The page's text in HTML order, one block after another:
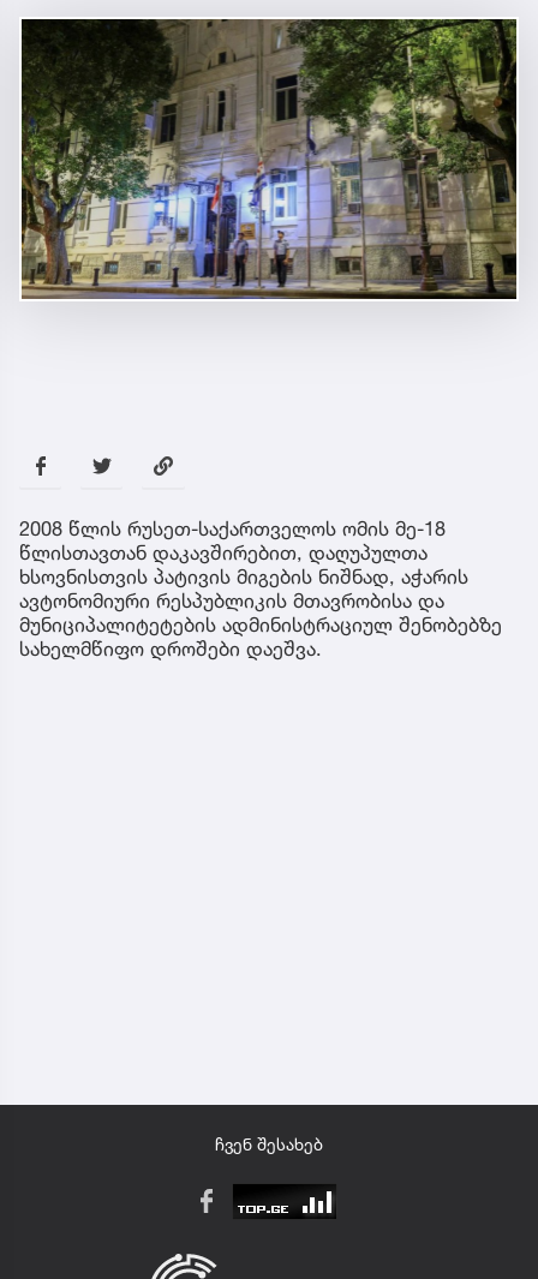
2008 წლის რუსეთ-საქართველოს ომის მე-18
წლისთავთან დაკავშირებით, დაღუპულთა
ხსოვნისთვის პატივის მიგების ნიშნად, აჭარის
ავტონომიური რესპუბლიკის მთავრობისა და
მუნიციპალიტეტების ადმინისტრაციულ შენობებზე
სახელმწიფო დროშები დაეშვა.
ჩვენ შესახებ